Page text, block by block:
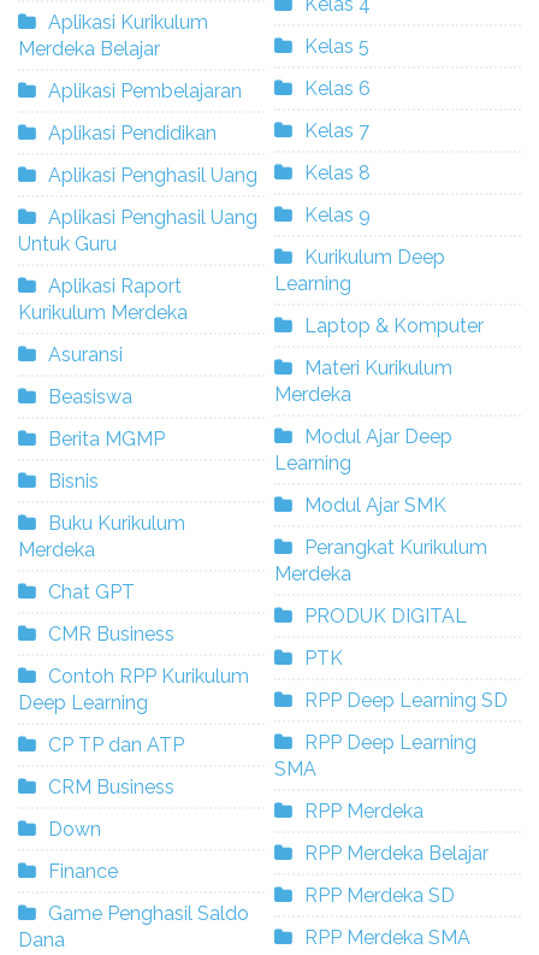
Aplikasi Kurikulum
Merdeka Belajar
Aplikasi Pembelajaran
Aplikasi Pendidikan
Aplikasi Penghasil Uang
Aplikasi Penghasil Uang
Untuk Guru
Aplikasi Raport
Kurikulum Merdeka
Asuransi
Beasiswa
Berita MGMP
Bisnis
Buku Kurikulum
Merdeka
Chat GPT
CMR Business
Contoh RPP Kurikulum
Deep Learning
CP TP dan ATP
CRM Business
Down
Finance
Game Penghasil Saldo
Dana
Kelas 4
Kelas 5
Kelas 6
Kelas 7
Kelas 8
Kelas 9
Kurikulum Deep
Learning
Laptop & Komputer
Materi Kurikulum
Merdeka
Modul Ajar Deep
Learning
Modul Ajar SMK
Perangkat Kurikulum
Merdeka
PRODUK DIGITAL
PTK
RPP Deep Learning SD
RPP Deep Learning
SMA
RPP Merdeka
RPP Merdeka Belajar
RPP Merdeka SD
RPP Merdeka SMA